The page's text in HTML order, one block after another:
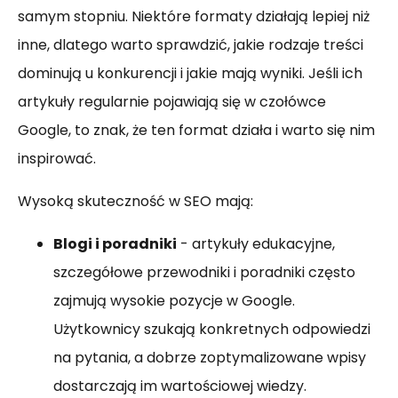
samym stopniu. Niektóre formaty działają lepiej niż
inne, dlatego warto sprawdzić, jakie rodzaje treści
dominują u konkurencji i jakie mają wyniki. Jeśli ich
artykuły regularnie pojawiają się w czołówce
Google, to znak, że ten format działa i warto się nim
inspirować.
Wysoką skuteczność w SEO mają:
Blogi i poradniki - artykuły edukacyjne,
szczegółowe przewodniki i poradniki często
zajmują wysokie pozycje w Google.
Użytkownicy szukają konkretnych odpowiedzi
na pytania, a dobrze zoptymalizowane wpisy
dostarczają im wartościowej wiedzy.